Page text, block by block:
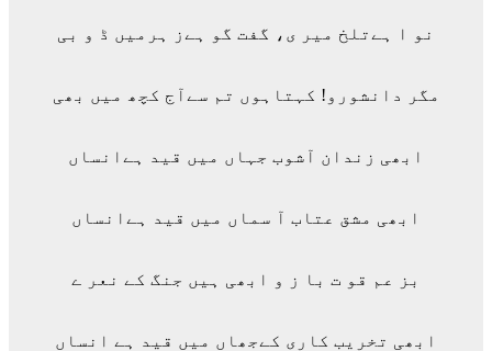
نو ا ہےتلخ میر ی، گفت گو ہےز ہرمیں ڈ و بی
مگر دانشورو! کہتاہوں تم سےآج کچھ میں بھی
ابھی زندان آشوب جہاں میں قید ہےانساں
ابھی مشق عتاب آ سماں میں قید ہےانساں
بز عم قو ت با ز و ابھی ہیں جنگ کے نعر ے
ابھی تخریب کاری کےجھاں میں قید ہے انساں